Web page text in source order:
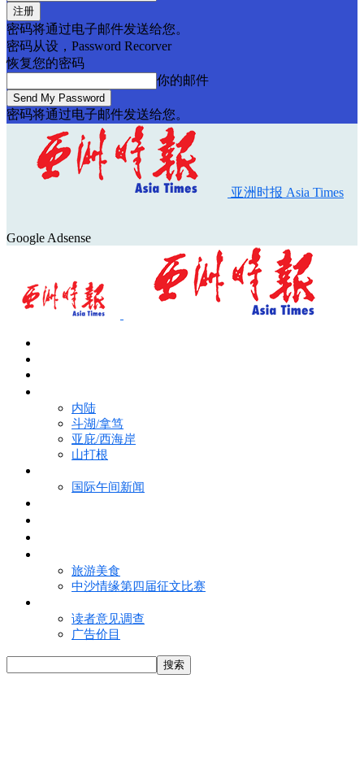
密码将通过电子邮件发送给您。
密码从设，Password Recorver
恢复您的密码
你的邮件
密码将通过电子邮件发送给您。
亚洲时报 Asia Times
Google Adsense
内陆
斗湖/拿笃
亚庇/西海岸
山打根
国际午间新闻
旅游美食
中沙情缘第四届征文比赛
读者意见调查
广告价目